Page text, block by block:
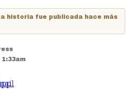
historia fue publicada hace más